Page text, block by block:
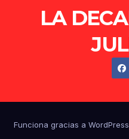
LA
Funciona gracias a WordPress